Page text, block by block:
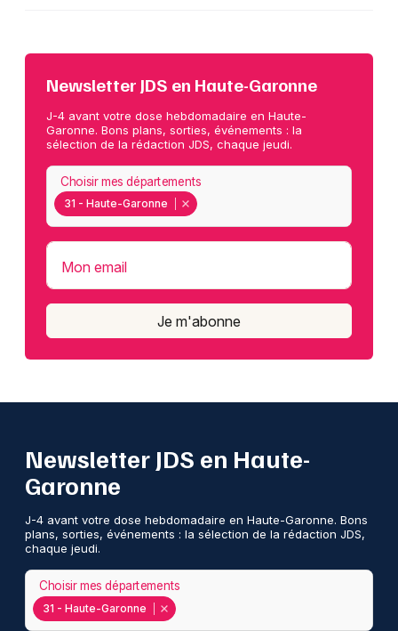
Newsletter JDS en Haute-Garonne
J-4 avant votre dose hebdomadaire en Haute-
Garonne. Bons plans, sorties, événements : la
sélection de la rédaction JDS, chaque jeudi.
31 - Haute-Garonne
Choisir mes départements
Mon email
Je m'abonne
Newsletter JDS en Haute-
Garonne
J-4 avant votre dose hebdomadaire en Haute-Garonne. Bons
plans, sorties, événements : la sélection de la rédaction JDS,
chaque jeudi.
31 - Haute-Garonne
Choisir mes départements